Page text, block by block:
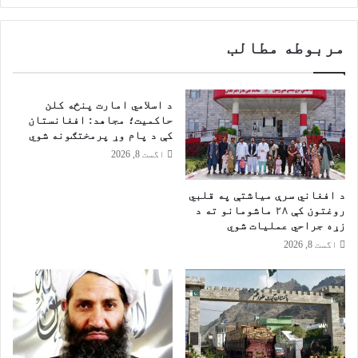
ن
ی
م
ن
ی
ې
غ
چ
ک
ې
ا
ر
ی
ک
ا
ب
ر
د
ب
ل
ن
ا
و
ر
ي
ن
پ
ي
ل
مربوطه مطالب
د افغاني سرې میاشتې په قلبي
روغتون کې ۲۸ ماشومانو ته د
زړه جراحي عملیات شوي
اگست 8, 2026
د اسلامي امارت پنځه کلن
حاکمیت؛ مجاهد: افغانستان
کې د پام وړ پرمختګونه شوي
اگست 8, 2026